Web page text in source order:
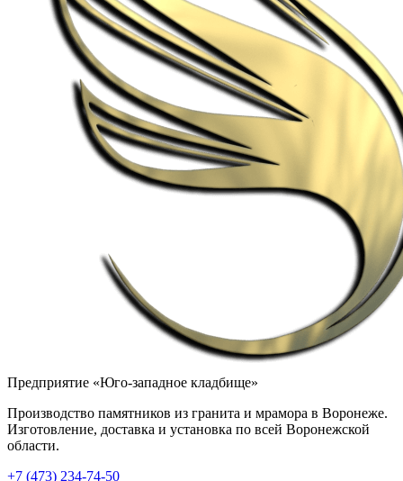
Предприятие «Юго-западное кладбище»
Производство памятников из гранита и мрамора в Воронеже.
Изготовление, доставка и установка по всей Воронежской
области.
+7 (473) 234-74-50